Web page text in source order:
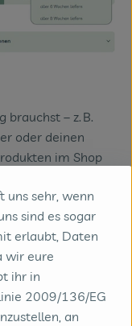
– z. B.
oder deinen
im Shop
mit – so
speichern – fertig.
uns sehr, wenn
sind es sogar
erlaubt, Daten
wir eure
ihr in
2009/136/EG
an